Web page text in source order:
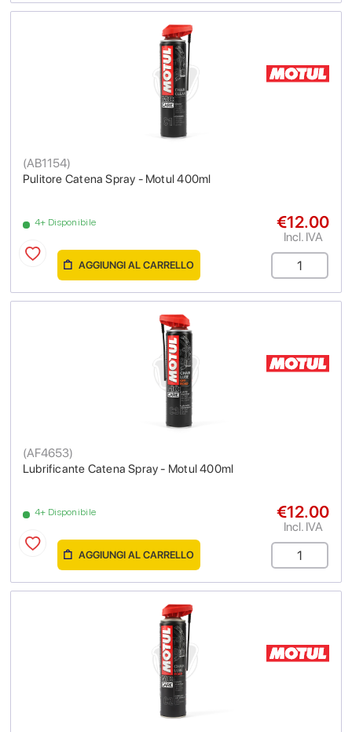
Pulitore Catena Spray - Motul 400ml
(AB1154)
4+ Disponibile €12.00
Incl. IVA
AGGIUNGI AL CARRELLO
Lubrificante Catena Spray - Motul 400ml
(AF4653)
4+ Disponibile €12.00
Incl. IVA
AGGIUNGI AL CARRELLO